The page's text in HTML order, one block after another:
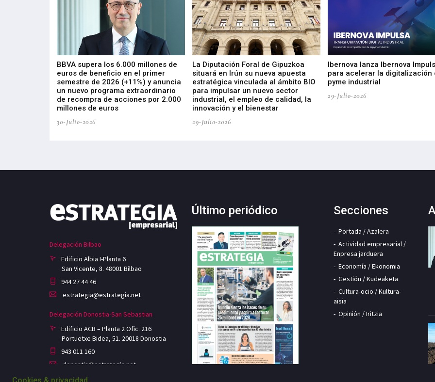
BBVA supera los 6.000 millones de
euros de beneficio en el primer
semestre de 2026 (+11%) y anuncia
un nuevo programa extraordinario
de recompra de acciones por 2.000
millones de euros
30-Julio-2026
La Diputación Foral de Gipuzkoa
situará en Irún su nueva apuesta
estratégica vinculada al ámbito BIO
para impulsar un nuevo sector
industrial, el empleo de calidad, la
innovación y el bienestar
29-Julio-2026
Ibernova lanza Ibernova
para acelerar la digitalización
pyme industrial
29-Julio-2026
Delegación Bilbao
Edificio Albia I-Planta 6
San Vicente, 8. 48001 Bilbao
944 27 44 46
estrategia@estrategia.net
Delegación Donostia-San Sebastian
Edificio ACB – Planta 2 Ofic. 216
Portuetxe Bidea, 51. 20018 Donostia
943 011 160
donostia@estrategia.net
Último periódico Secciones
Portada / Azalera
Actividad empresarial /
Enpresa jarduera
Economía / Ekonomia
Gestión / Kudeaketa
Cultura-ocio / Kultura-
aisia
Opinión / Iritzia